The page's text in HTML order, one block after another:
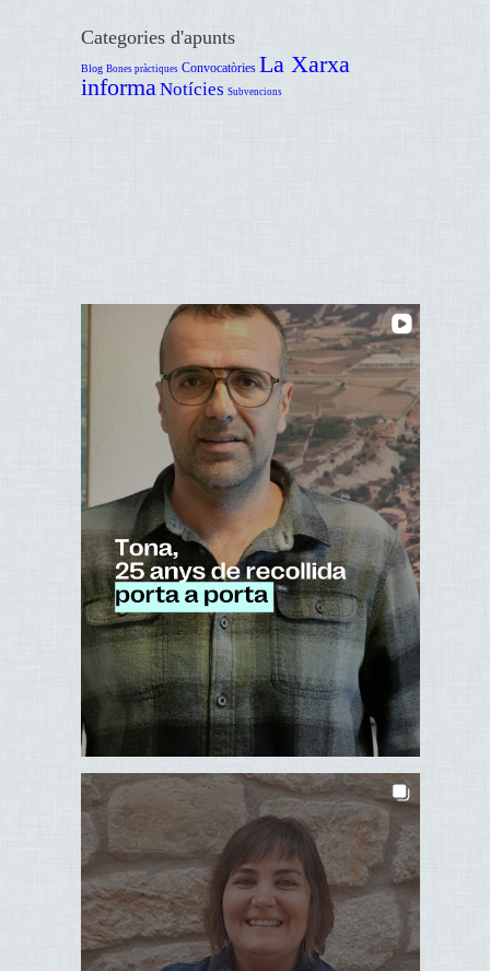
Categories d'apunts
Blog Bones pràctiques Convocatòries La Xarxa
informa Notícies Subvencions